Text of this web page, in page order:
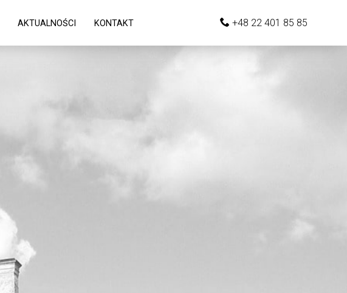
AKTUALNOŚCI KONTAKT +48 22 401 85 85